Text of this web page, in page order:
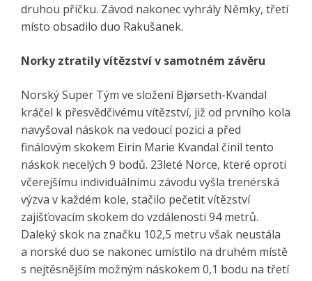
druhou příčku. Závod nakonec vyhrály Němky, třetí
místo obsadilo duo Rakušanek.
Norky ztratily vítězství v samotném závěru
Norský Super Tým ve složení Bjørseth-Kvandal
kráčel k přesvědčivému vítězství, již od prvního kola
navyšoval náskok na vedoucí pozici a před
finálovým skokem Eirin Marie Kvandal činil tento
náskok necelých 9 bodů. 23leté Norce, které oproti
včerejšímu individuálnímu závodu vyšla trenérská
výzva v každém kole, stačilo pečetit vítězství
zajišťovacím skokem do vzdálenosti 94 metrů.
Daleký skok na značku 102,5 metru však neustála
a norské duo se nakonec umístilo na druhém místě
s nejtěsnějším možným náskokem 0,1 bodu na třetí